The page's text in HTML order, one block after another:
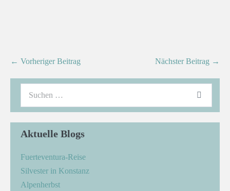
← Vorheriger Beitrag Nächster Beitrag →
Aktuelle Blogs
Fuerteventura-Reise
Silvester in Konstanz
Alpenherbst